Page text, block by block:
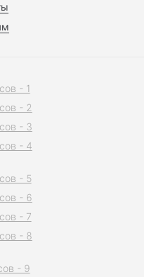
- 1
- 2
- 3
- 4
- 5
- 6
- 7
- 8
- 9